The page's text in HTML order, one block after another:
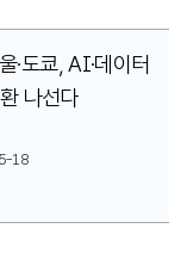
도쿄, AI·데이터
나선다
18